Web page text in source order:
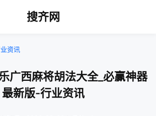
搜齐网
资讯
广西麻将胡法大全_必赢神器
最新版-行业资讯